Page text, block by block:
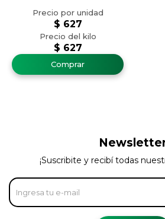
$ 627
$ 627
¡Suscribite y recibí todas